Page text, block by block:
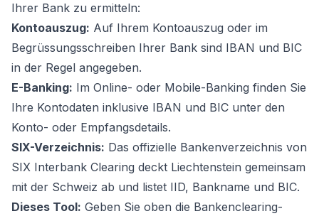
Ihrer Bank zu ermitteln:
Kontoauszug: Auf Ihrem Kontoauszug oder im
Begrüssungsschreiben Ihrer Bank sind IBAN und BIC
in der Regel angegeben.
E-Banking: Im Online- oder Mobile-Banking finden Sie
Ihre Kontodaten inklusive IBAN und BIC unter den
Konto- oder Empfangsdetails.
SIX-Verzeichnis: Das offizielle Bankenverzeichnis von
SIX Interbank Clearing deckt Liechtenstein gemeinsam
mit der Schweiz ab und listet IID, Bankname und BIC.
Dieses Tool: Geben Sie oben die Bankenclearing-